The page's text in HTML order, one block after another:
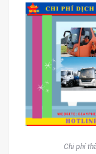
Chi phí